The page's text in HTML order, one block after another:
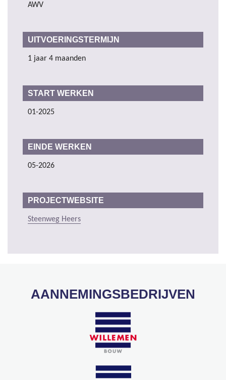
AWV
UITVOERINGSTERMIJN
1 jaar 4 maanden
START WERKEN
01-2025
EINDE WERKEN
05-2026
PROJECTWEBSITE
Steenweg Heers
AANNEMINGSBEDRIJVEN